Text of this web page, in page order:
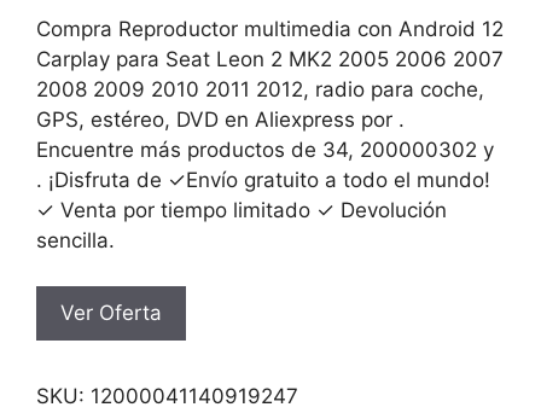
original
era:
142.22€.
actual
es:
65.39€.
Compra Reproductor multimedia con Android 12
Carplay para Seat Leon 2 MK2 2005 2006 2007
2008 2009 2010 2011 2012, radio para coche,
GPS, estéreo, DVD en Aliexpress por .
Encuentre más productos de 34, 200000302 y
. ¡Disfruta de ✓Envío gratuito a todo el mundo!
✓ Venta por tiempo limitado ✓ Devolución
sencilla.
Ver Oferta
SKU: 12000041140919247